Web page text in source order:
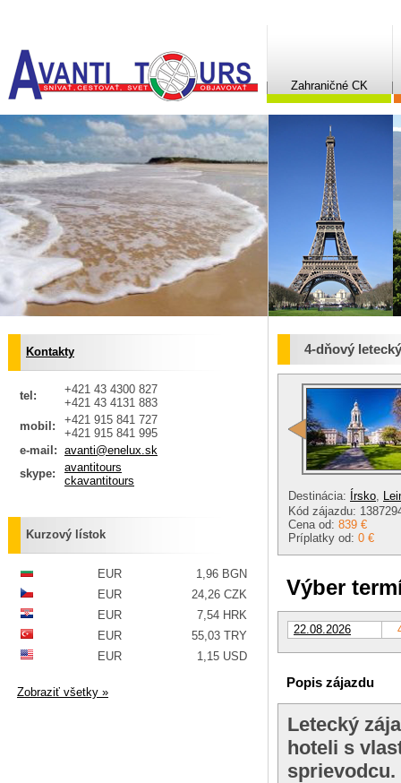
Zahraničné CK
4-dňový
Destinácia: Írsko
Kód zájazdu:
Cena od: 839 €
Príplatky od: 0 €
Výber
22.08.2026
Popis zájazdu
Letecký
hoteli s
sprievodcu.
Kontakty
tel:
+421 43 4300 827
+421 43 4131 883
mobil:
+421 915 841 727
+421 915 841 995
e-mail: avanti@enelux.sk
skype:
avantitours
ckavantitours
Kurzový lístok
EUR
1,96 BGN
EUR
24,26 CZK
EUR
7,54 HRK
EUR
55,03 TRY
EUR
1,15 USD
Zobraziť všetky »